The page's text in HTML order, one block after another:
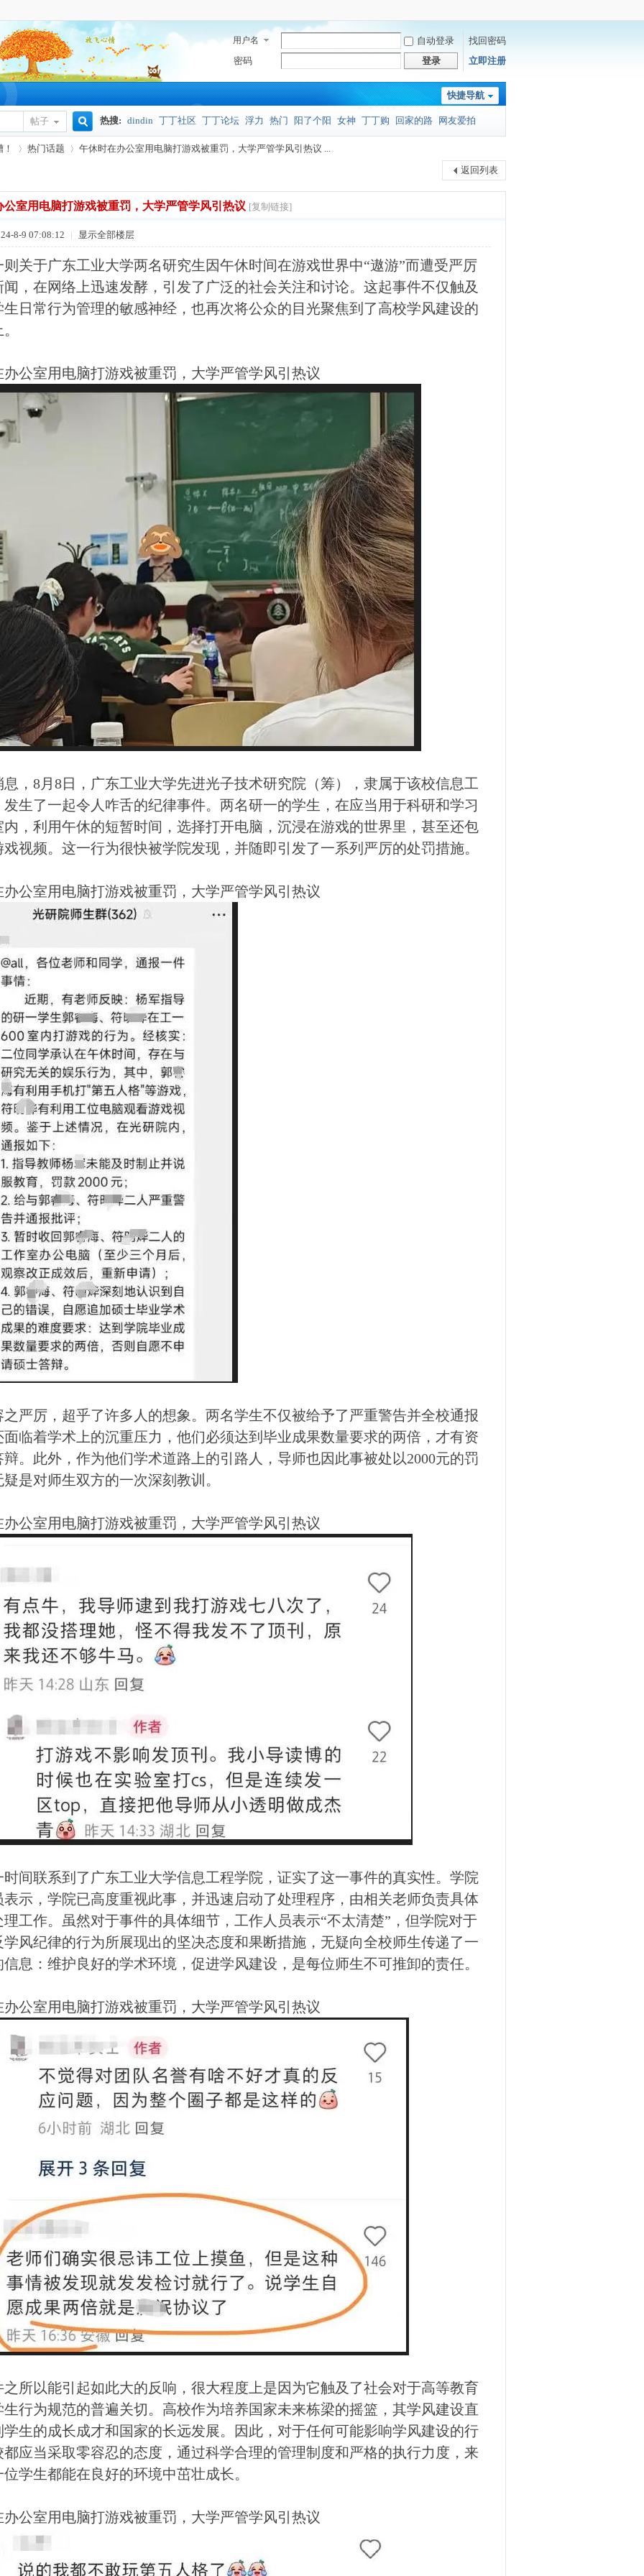
用户名 自动登录
找回密码
密码
登录 立即注册
快捷导航
帖子
搜
索
热搜: dindin 丁丁社区 丁丁论坛 浮力 热门 阳了个阳 女神 丁丁购 回家的路 网友爱拍
奥密克戎
›
热门话题
›
午休时在办公室用电脑打游戏被重罚，大学严管学风引热议 ...
返回列表
公室用电脑打游戏被重罚，大学严管学风引热议 [复制链接]
8-9 07:08:12 | 显示全部楼层
则关于广东工业大学两名研究生因午休时间在游戏世界中“遨游”而遭受严厉
闻，在网络上迅速发酵，引发了广泛的社会关注和讨论。这起事件不仅触及
生日常行为管理的敏感神经，也再次将公众的目光聚焦到了高校学风建设的
办公室用电脑打游戏被重罚，大学严管学风引热议
息，8月8日，广东工业大学先进光子技术研究院（筹），隶属于该校信息工
发生了一起令人咋舌的纪律事件。两名研一的学生，在应当用于科研和学习
内，利用午休的短暂时间，选择打开电脑，沉浸在游戏的世界里，甚至还包
视频。这一行为很快被学院发现，并随即引发了一系列严厉的处罚措施。
办公室用电脑打游戏被重罚，大学严管学风引热议
之严厉，超乎了许多人的想象。两名学生不仅被给予了严重警告并全校通报
面临着学术上的沉重压力，他们必须达到毕业成果数量要求的两倍，才有资
辩。此外，作为他们学术道路上的引路人，导师也因此事被处以2000元的罚
是对师生双方的一次深刻教训。
办公室用电脑打游戏被重罚，大学严管学风引热议
时间联系到了广东工业大学信息工程学院，证实了这一事件的真实性。学院
表示，学院已高度重视此事，并迅速启动了处理程序，由相关老师负责具体
理工作。虽然对于事件的具体细节，工作人员表示“不太清楚”，但学院对于
学风纪律的行为所展现出的坚决态度和果断措施，无疑向全校师生传递了一
息：维护良好的学术环境，促进学风建设，是每位师生不可推卸的责任。
办公室用电脑打游戏被重罚，大学严管学风引热议
之所以能引起如此大的反响，很大程度上是因为它触及了社会对于高等教育
生行为规范的普遍关切。高校作为培养国家未来栋梁的摇篮，其学风建设直
学生的成长成才和国家的长远发展。因此，对于任何可能影响学风建设的行
都应当采取零容忍的态度，通过科学合理的管理制度和严格的执行力度，来
学生都能在良好的环境中茁壮成长。
办公室用电脑打游戏被重罚，大学严管学风引热议